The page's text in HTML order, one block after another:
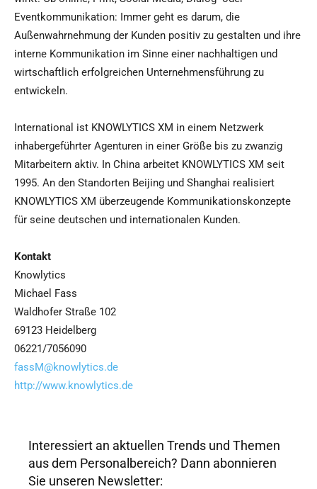
Eventkommunikation: Immer geht es darum, die
Außenwahrnehmung der Kunden positiv zu gestalten und ihre
interne Kommunikation im Sinne einer nachhaltigen und
wirtschaftlich erfolgreichen Unternehmensführung zu
entwickeln.
International ist KNOWLYTICS XM in einem Netzwerk
inhabergeführter Agenturen in einer Größe bis zu zwanzig
Mitarbeitern aktiv. In China arbeitet KNOWLYTICS XM seit
1995. An den Standorten Beijing und Shanghai realisiert
KNOWLYTICS XM überzeugende Kommunikationskonzepte
für seine deutschen und internationalen Kunden.
Kontakt
Knowlytics
Michael Fass
Waldhofer Straße 102
69123 Heidelberg
06221/7056090
fassM@knowlytics.de
http://www.knowlytics.de
Interessiert an aktuellen Trends und Themen
aus dem Personalbereich? Dann abonnieren
Sie unseren Newsletter: